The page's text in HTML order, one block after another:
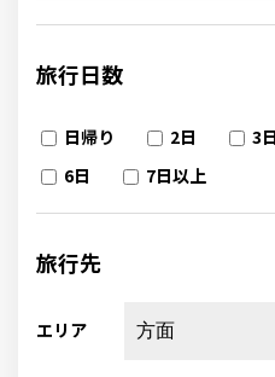
旅行日数
日帰り 2日 3日
6日
7日以上
旅行先
エリア